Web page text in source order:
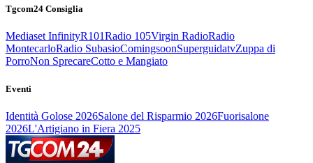
Tgcom24 Consiglia
Mediaset InfinityR101Radio 105Virgin RadioRadio
MontecarloRadio SubasioComingsoonSuperguidatvZuppa di
PorroNon SprecareCotto e Mangiato
Eventi
Identità Golose 2026Salone del Risparmio 2026Fuorisalone
2026L'Artigiano in Fiera 2025